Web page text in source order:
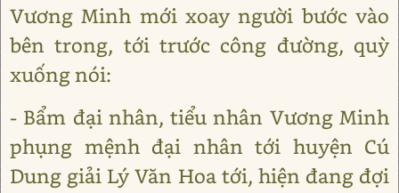
Vương Minh mới xoay người bước vào
bên trong, tới trước công đường, quỳ
xuống nói:
- Bẩm đại nhân, tiểu nhân Vương Minh
phụng mệnh đại nhân tới huyện Cú
Dung giải Lý Văn Hoa tới, hiện đang đợi